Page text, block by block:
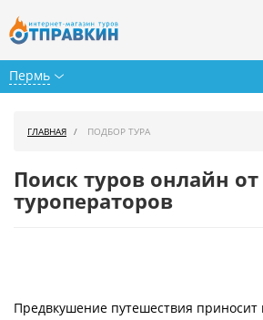
Пермь
Горящие туры
Страны
ГЛАВНАЯ ПОДБОР ТУРА
Поиск туров онлайн от
туроператоров
Предвкушение путешествия